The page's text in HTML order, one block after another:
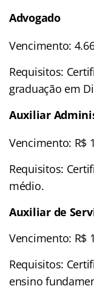
Advogado
Vencimento:
Requisitos:
graduação em
Auxiliar
Vencimento: R$
Requisitos:
médio.
Auxiliar de
Vencimento: R$
Requisitos:
ensino